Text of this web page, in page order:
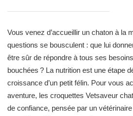
Vous venez d’accueillir un chaton à la
questions se bousculent : que lui
être sûr de répondre à tous ses
bouchées ? La nutrition est une étape
croissance d’un petit félin. Pour vous
aventure, les croquettes Vetsaveur
de confiance, pensée par un